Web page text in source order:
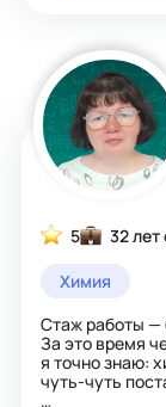
5 32
Химия
Стаж работы —
За это время
я точно знаю:
чуть-чуть